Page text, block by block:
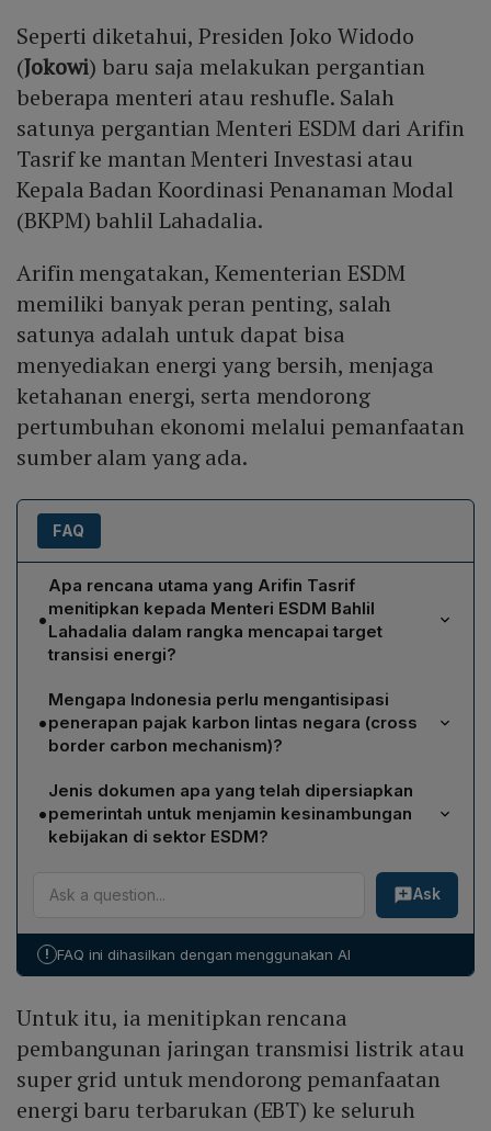
Seperti diketahui, Presiden Joko Widodo
(Jokowi) baru saja melakukan pergantian
beberapa menteri atau reshufle. Salah
satunya pergantian Menteri ESDM dari Arifin
Tasrif ke mantan Menteri Investasi atau
Kepala Badan Koordinasi Penanaman Modal
(BKPM) bahlil Lahadalia.
Arifin mengatakan, Kementerian ESDM
memiliki banyak peran penting, salah
satunya adalah untuk dapat bisa
menyediakan energi yang bersih, menjaga
ketahanan energi, serta mendorong
pertumbuhan ekonomi melalui pemanfaatan
sumber alam yang ada.
FAQ
•
Apa rencana utama yang Arifin Tasrif
menitipkan kepada Menteri ESDM Bahlil
Lahadalia dalam rangka mencapai target
transisi energi?
Arifin menyerahkan rencana pembangunan jaringan
transmisi listrik berskala nasional atau "super grid" yang
bertujuan memfasilitasi pemanfaatan energi baru
sekaligus mendukung industri prosesing nasional untuk
beralih ke energi bersih.
•
Mengapa Indonesia perlu mengantisipasi
penerapan pajak karbon lintas negara (cross
border carbon mechanism)?
Karena sejumlah negara telah mengimplementasikan
atau merencanakan pajak karbon, dan mekanisme
lintas batas tersebut dapat memengaruhi biaya
ekspor‑impor serta daya saing produk Indonesia;
antisipasi tersebut penting agar Indonesia tetap
kompetitif dan dapat berpartisipasi dalam pasar karbon
•
Jenis dokumen apa yang telah dipersiapkan
pemerintah untuk menjamin kesinambungan
kebijakan di sektor ESDM?
Pemerintah telah menyiapkan dokumen program
strategis sektor ESDM yang berfungsi sebagai
jembatan kebijakan, mempercepat pengambilan
pengembangan sumber daya manusia (SDM) serta
yang baru.
Ask
! FAQ ini dihasilkan dengan menggunakan AI
Untuk itu, ia menitipkan rencana
pembangunan jaringan transmisi listrik atau
super grid untuk mendorong pemanfaatan
energi baru terbarukan (EBT) ke seluruh